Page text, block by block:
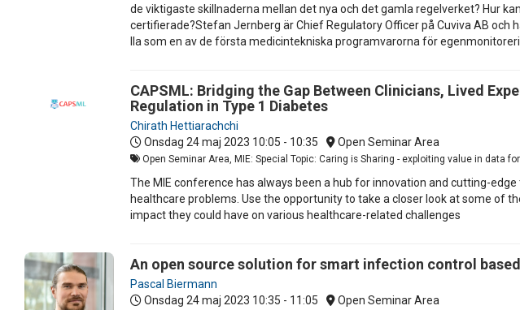
de viktigaste skillnaderna mellan det nya och det gamla regelverket? Hur
certifierade?Stefan Jernberg är Chief Regulatory Officer på Cuviva AB
IIa som en av de första medicintekniska programvarorna för
CAPSML: Bridging the Gap Between Clinicians, Lived
Regulation in Type 1 Diabetes
Chirath Hettiarachchi
Onsdag 24 maj 2023 10:05 - 10:35 Open Seminar Area
Open Seminar Area, MIE: Special Topic: Caring is Sharing - exploiting value in data
The MIE conference has always been a hub for innovation and cutting-
healthcare problems. Use the opportunity to take a closer look at some of
impact they could have on various healthcare-related challenges
An open source solution for smart infection control
Pascal Biermann
Onsdag 24 maj 2023 10:35 - 11:05 Open Seminar Area